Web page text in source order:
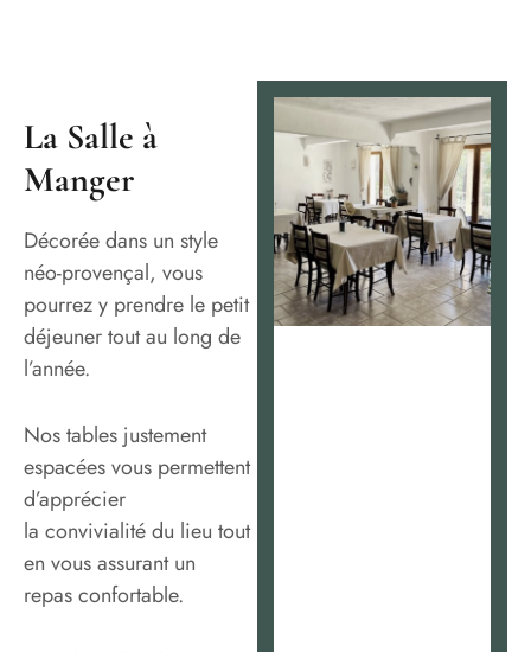
La Salle à
Manger
Décorée dans un style
néo-provençal, vous
pourrez y prendre le petit
déjeuner tout au long de
l’année.
Nos tables justement
espacées vous permettent
d’apprécier
la convivialité du lieu tout
en vous assurant un
repas confortable.